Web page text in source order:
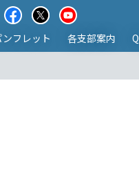
ンフレット 各支部案内